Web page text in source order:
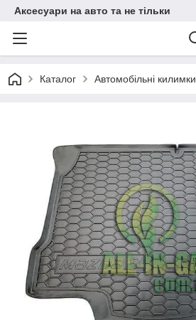
Аксесуари на авто та не тільки
Каталог Автомобільні килимки